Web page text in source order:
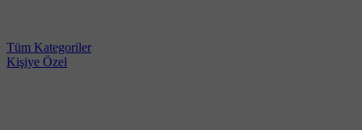
Tüm Kategoriler
Kişiye Özel